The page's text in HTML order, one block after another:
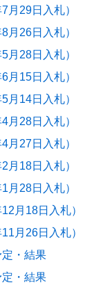
月29日入札）
月26日入札）
月28日入札）
月15日入札）
月14日入札）
月28日入札）
月27日入札）
月18日入札）
月28日入札）
月18日入札）
月26日入札）
・結果
・結果